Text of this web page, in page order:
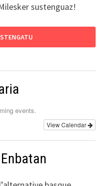
sustenguaz!
events.
View Calendar